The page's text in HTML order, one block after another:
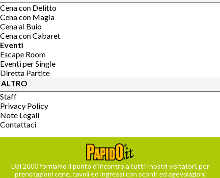
Cena con Delitto
Cena con Magia
Cena al Buio
Cena con Cabaret
Eventi
Escape Room
Eventi per Single
Diretta Partite
ALTRO
Staff
Privacy Policy
Note Legali
Contattaci
Dal 2000 forniamo il punto d’incontro a tutti i nostri visitatori, per
prenotazioni cene, tavoli ed ingressi con sconti ed agevolazioni